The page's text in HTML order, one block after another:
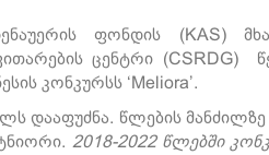
ფონდის (KAS)
ცენტრი (CSRDG)
კონკურსს ‘Meliora’.
დააფუძნა. წლების მანძილზე
2018-2022 წლებში